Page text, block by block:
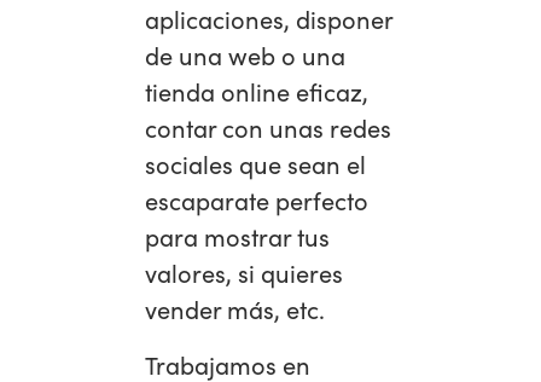
aplicaciones, disponer
de una web o una
tienda online eficaz,
contar con unas redes
sociales que sean el
escaparate perfecto
para mostrar tus
valores, si quieres
vender más, etc.
Trabajamos en